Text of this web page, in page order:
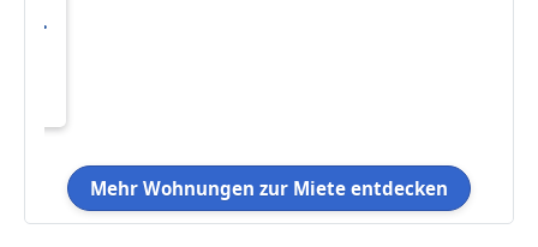
Mehr Wohnungen zur Miete entdecken